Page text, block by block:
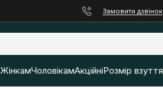
Замовити дзвінок
ЖінкамЧоловікамАкційніРозмір взуття